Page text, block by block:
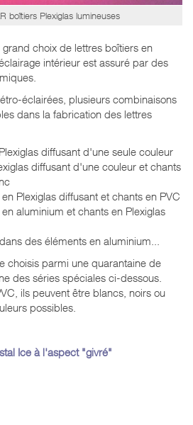
boîtiers Plexiglas lumineuses
choix de lettres boîtiers en
intérieur est assuré par des
éclairées, plusieurs combinaisons
dans la fabrication des lettres
diffusant d'une seule couleur
diffusant d'une couleur et chants
Plexiglas diffusant et chants en PVC
aluminium et chants en Plexiglas
des éléments en aluminium...
choisis parmi une quarantaine de
des séries spéciales ci-dessous.
ils peuvent être blancs, noirs ou
possibles.
Ice à l'aspect "givré"